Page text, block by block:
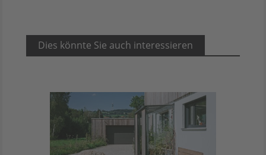
Dies könnte Sie auch interessieren